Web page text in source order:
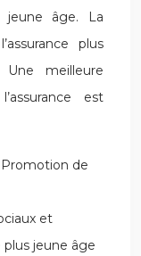
jeune âge. La
plus
Une meilleure
est
Promotion de
et
plus jeune âge